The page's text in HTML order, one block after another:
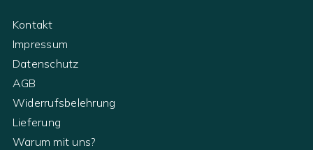
Kontakt
Impressum
Datenschutz
AGB
Widerrufsbelehrung
Lieferung
Warum mit uns?